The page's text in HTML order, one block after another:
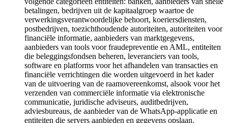
betalingen, bedrijven uit de kapitaalgroep waartoe de
verwerkingsverantwoordelijke behoort, koeriersdiensten,
postbedrijven, toezichthoudende autoriteiten, autoriteiten voor
financiële informatie, aanbieders van marktgegevens,
aanbieders van tools voor fraudepreventie en AML, entiteiten
die beleggingsfondsen beheren, leveranciers van tools,
software en platforms voor het afhandelen van transacties en
financiële verrichtingen die worden uitgevoerd in het kader
van de uitvoering van de raamovereenkomst, alsook voor het
verzenden van commerciële informatie via elektronische
communicatie, juridische adviseurs, auditbedrijven,
adviesbureaus, de aanbieder van de WhatsApp-applicatie en
entiteiten die servers aanbieden en gegevens opslaan.